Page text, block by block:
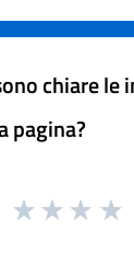
chiare le
pagina?